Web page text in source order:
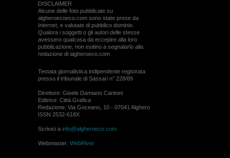
DISCLAIMER
Alcune delle foto pubblicate su
algheroecoeco.com sono state prese da
Internet, e valutate di pubblico dominio.
Qualora i soggetti o gli autori delle stesse
avessero qualcosa da eccepire alla loro
pubblicazione, non esitino a segnalarlo alla
redazione di algheroeco.com
Testata giornalistica indipendente registrata
presso il tribunale di Sassari n° 228/89
Direttore: Gioele Damiano Cantoni
Editrice: Città Grafica
Redazione: Via Goceano, 10 - 07041 Alghero
ISSN 2532-618X
Scrivici a info@algheroeco.com
Webmaster: WebRiver